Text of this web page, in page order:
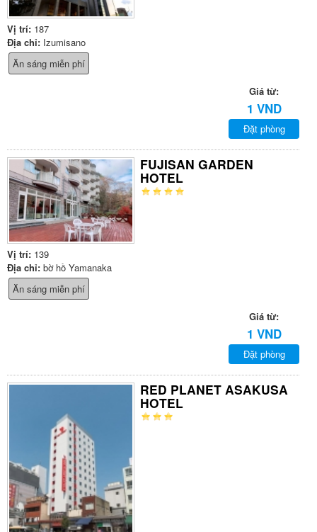
Vị trí: 187
Địa chỉ: Izumisano
Ăn sáng miễn phí
Giá từ:
1 VND
Đặt phòng
FUJISAN GARDEN
HOTEL
Vị trí: 139
Địa chỉ: bờ hồ Yamanaka
Ăn sáng miễn phí
Giá từ:
1 VND
Đặt phòng
RED PLANET ASAKUSA
HOTEL